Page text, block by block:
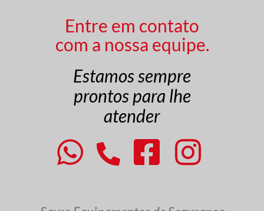
Entre em contato
com a nossa equipe.
Estamos sempre
prontos para lhe
atender